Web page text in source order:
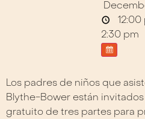
2:30 pm
Los padres de niños que
Blythe-Bower están invitados
gratuito de tres partes para